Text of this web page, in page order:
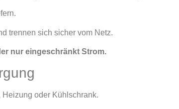
trennen sich sicher vom Netz.
nur eingeschränkt Strom.
Heizung oder Kühlschrank.